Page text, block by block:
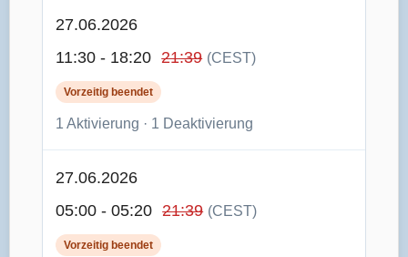
27.06.2026
11:30 - 18:20 21:39 (CEST)
Vorzeitig beendet
1 Aktivierung · 1 Deaktivierung
27.06.2026
05:00 - 05:20 21:39 (CEST)
Vorzeitig beendet